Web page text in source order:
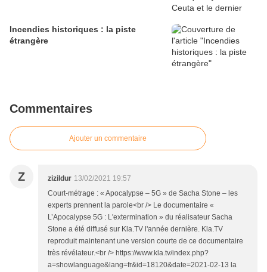
Incendies historiques : la piste
étrangère
Commentaires
Ajouter un commentaire
Z zizildur 13/02/2021 19:57
Court-métrage : « Apocalypse – 5G » de Sacha Stone – les
experts prennent la parole<br /> Le documentaire «
L’Apocalypse 5G : L'extermination » du réalisateur Sacha
Stone a été diffusé sur Kla.TV l'année dernière. Kla.TV
reproduit maintenant une version courte de ce documentaire
très révélateur.<br /> https://www.kla.tv/index.php?
a=showlanguage&lang=fr&id=18120&date=2021-02-13 la